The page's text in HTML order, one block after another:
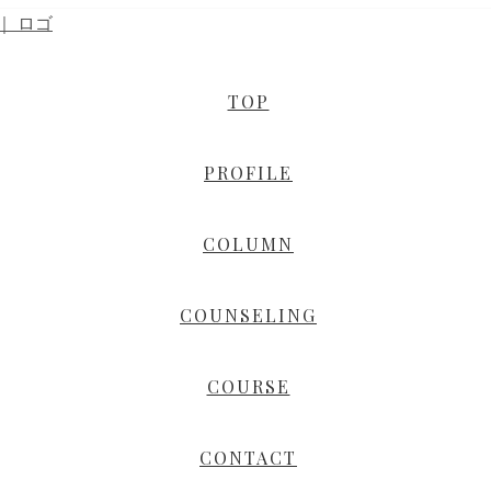
TOP
PROFILE
COLUMN
COUNSELING
COURSE
CONTACT